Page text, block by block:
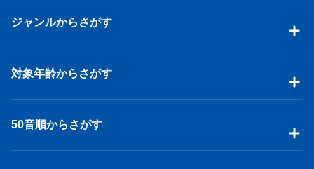
ジャンルからさがす
対象年齢からさがす
50音順からさがす